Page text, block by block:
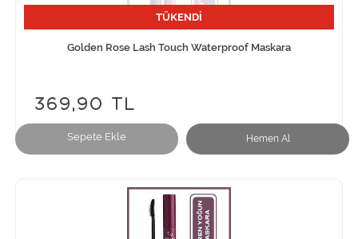
Sepete Ekle Hemen Al
TÜKENDİ
Golden Rose Lash Touch Waterproof Maskara
369,90 TL